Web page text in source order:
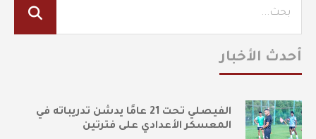
أحدث الأخبار
الفيصلي تحت 21 عامًا يدشن تدريباته في
المعسكر الأعدادي على فترتين